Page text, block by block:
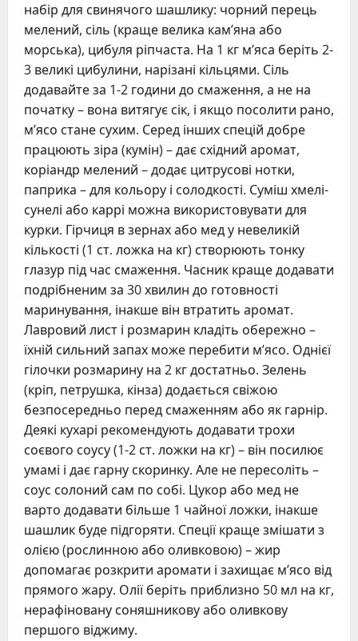
набір для свинячого шашлику: чорний перець
мелений, сіль (краще велика кам’яна або
морська), цибуля ріпчаста. На 1 кг м’яса беріть 2-
3 великі цибулини, нарізані кільцями. Сіль
додавайте за 1-2 години до смаження, а не на
початку – вона витягує сік, і якщо посолити рано,
м’ясо стане сухим. Серед інших спецій добре
працюють зіра (кумін) – дає східний аромат,
коріандр мелений – додає цитрусові нотки,
паприка – для кольору і солодкості. Суміш хмелі-
сунелі або каррі можна використовувати для
курки. Гірчиця в зернах або мед у невеликій
кількості (1 ст. ложка на кг) створюють тонку
глазур під час смаження. Часник краще додавати
подрібненим за 30 хвилин до готовності
маринування, інакше він втратить аромат.
Лавровий лист і розмарин кладіть обережно –
їхній сильний запах може перебити м’ясо. Однієї
гілочки розмарину на 2 кг достатньо. Зелень
(кріп, петрушка, кінза) додається свіжою
безпосередньо перед смаженням або як гарнір.
Деякі кухарі рекомендують додавати трохи
соєвого соусу (1-2 ст. ложки на кг) – він посилює
умамі і дає гарну скоринку. Але не пересоліть –
соус солоний сам по собі. Цукор або мед не
варто додавати більше 1 чайної ложки, інакше
шашлик буде підгоряти. Спеції краще змішати з
олією (рослинною або оливковою) – жир
допомагає розкрити аромати і захищає м’ясо від
прямого жару. Олії беріть приблизно 50 мл на кг,
нерафіновану соняшникову або оливкову
першого віджиму.